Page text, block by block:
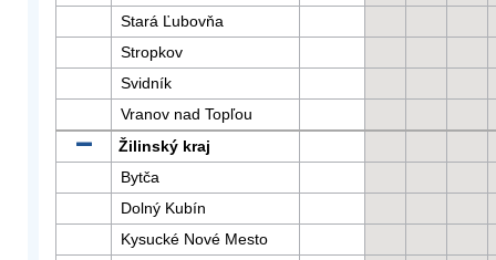
Stará Ľubovňa
Stropkov
Svidník
Vranov nad Topľou
Žilinský kraj
Bytča
Dolný Kubín
Kysucké Nové Mesto